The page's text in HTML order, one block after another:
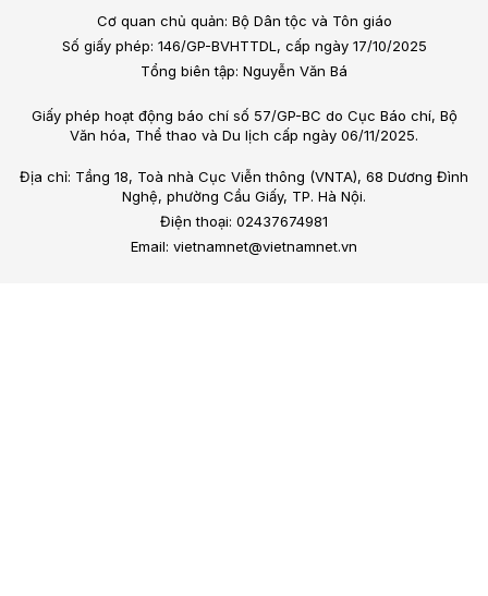
Cơ quan chủ quản: Bộ Dân tộc và Tôn giáo
Số giấy phép: 146/GP-BVHTTDL, cấp ngày 17/10/2025
Tổng biên tập: Nguyễn Văn Bá
Giấy phép hoạt động báo chí số 57/GP-BC do Cục Báo chí, Bộ
Văn hóa, Thể thao và Du lịch cấp ngày 06/11/2025.
Địa chỉ: Tầng 18, Toà nhà Cục Viễn thông (VNTA), 68 Dương Đình
Nghệ, phường Cầu Giấy, TP. Hà Nội.
Điện thoại: 02437674981
Email: vietnamnet@vietnamnet.vn